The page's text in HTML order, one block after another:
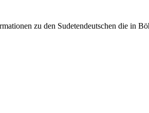
zu den Sudetendeutschen die in